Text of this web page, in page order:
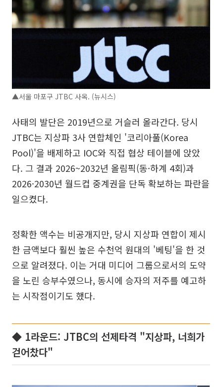
▲서울 마포구 JTBC 사옥. (뉴시스)
사태의 발단은 2019년으로 거슬러 올라간다. 당시
JTBC는 지상파 3사 연합체인 '코리아풀(Korea
Pool)'을 배제하고 IOC와 직접 협상 테이블에 앉았
다. 그 결과 2026~2032년 올림픽(동·하계 4회)과
2026·2030년 월드컵 중계권을 단독 확보하는 파란을
일으켰다.
정확한 액수는 비공개지만, 당시 지상파 연합이 제시
한 금액보다 훨씬 높은 수천억 원대의 '베팅'을 한 것
으로 알려졌다. 이는 거대 미디어 그룹으로서의 도약
을 노린 승부수였으나, 동시에 승자의 저주를 예고하
는 시작점이기도 했다.
◆ 1라운드: JTBC의 선제타격 "지상파, 너희가
걷어찼다"